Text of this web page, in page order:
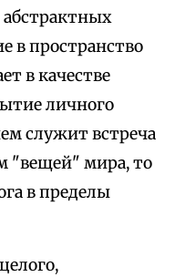
абстрактных
в пространство
в качестве
личного
служит встреча
"вещей" мира, то
в пределы